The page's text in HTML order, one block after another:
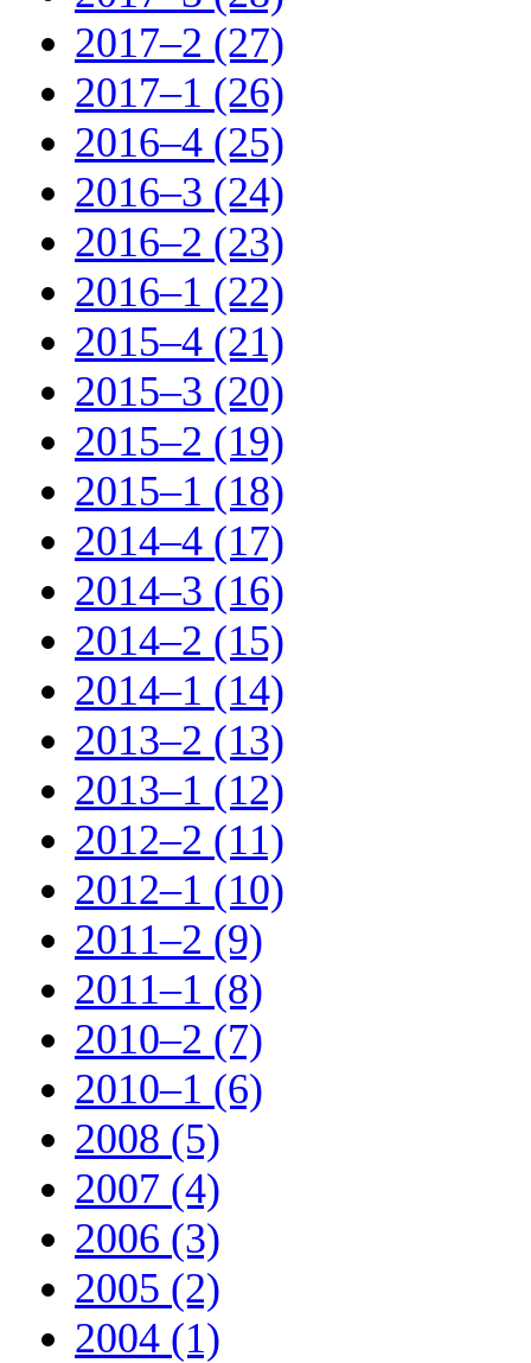
2017–2 (27)
2017–1 (26)
2016–4 (25)
2016–3 (24)
2016–2 (23)
2016–1 (22)
2015–4 (21)
2015–3 (20)
2015–2 (19)
2015–1 (18)
2014–4 (17)
2014–3 (16)
2014–2 (15)
2014–1 (14)
2013–2 (13)
2013–1 (12)
2012–2 (11)
2012–1 (10)
2011–2 (9)
2011–1 (8)
2010–2 (7)
2010–1 (6)
2008 (5)
2007 (4)
2006 (3)
2005 (2)
2004 (1)